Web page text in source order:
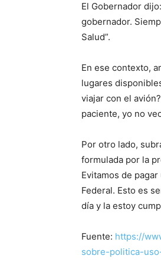
El Gobernador
gobernador.
Salud”.
En ese contexto,
lugares
viajar con el
paciente, yo no
Por otro lado,
formulada por la
Evitamos de
Federal. Esto es
día y la estoy
Fuente: https://
sobre-politica-